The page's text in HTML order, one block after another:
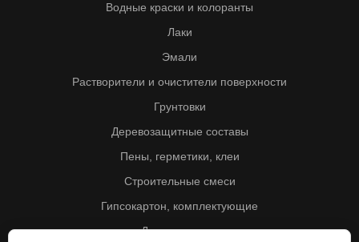
Водные краски и колоранты
Лаки
Эмали
Растворители и очистители поверхности
Грунтовки
Деревозащитные составы
Пены, герметики, клеи
Строительные смеси
Гипсокартон, комплектующие
Другие товары